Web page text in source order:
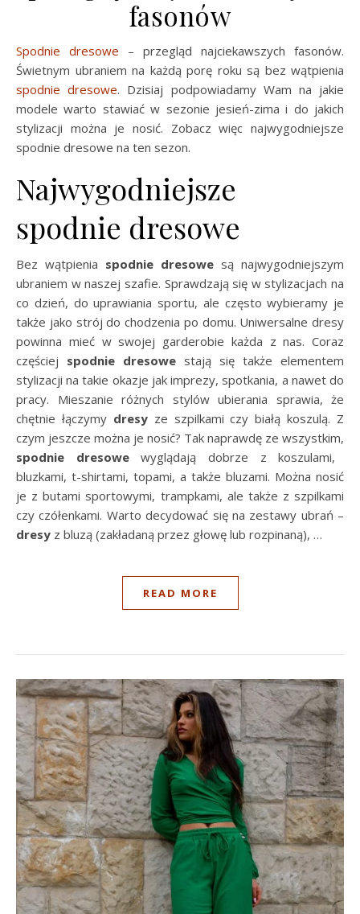
fasonów
Spodnie dresowe – przegląd najciekawszych fasonów.
Świetnym ubraniem na każdą porę roku są bez wątpienia
spodnie dresowe. Dzisiaj podpowiadamy Wam na jakie
modele warto stawiać w sezonie jesień-zima i do jakich
stylizacji można je nosić. Zobacz więc najwygodniejsze
spodnie dresowe na ten sezon.
Najwygodniejsze
spodnie dresowe
Bez wątpienia spodnie dresowe są najwygodniejszym
ubraniem w naszej szafie. Sprawdzają się w stylizacjach na
co dzień, do uprawiania sportu, ale często wybieramy je
także jako strój do chodzenia po domu. Uniwersalne dresy
powinna mieć w swojej garderobie każda z nas. Coraz
częściej spodnie dresowe stają się także elementem
stylizacji na takie okazje jak imprezy, spotkania, a nawet do
pracy. Mieszanie różnych stylów ubierania sprawia, że
chętnie łączymy dresyze szpilkami czy białą koszulą. Z
czym jeszcze można je nosić? Tak naprawdę ze wszystkim,
spodnie dresowewyglądają dobrze z koszulami,
bluzkami, t-shirtami, topami, a także bluzami. Można nosić
je z butami sportowymi, trampkami, ale także z szpilkami
czy czółenkami. Warto decydować się na zestawy ubrań –
dresy z bluzą (zakładaną przez głowę lub rozpinaną), …
READ MORE